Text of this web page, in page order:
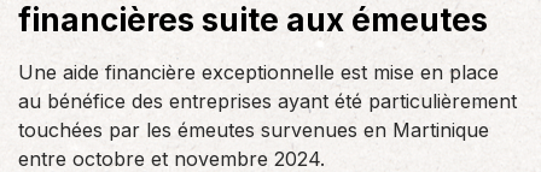
financières suite aux émeutes
Une aide financière exceptionnelle est mise en place
au bénéfice des entreprises ayant été particulièrement
touchées par les émeutes survenues en Martinique
entre octobre et novembre 2024.